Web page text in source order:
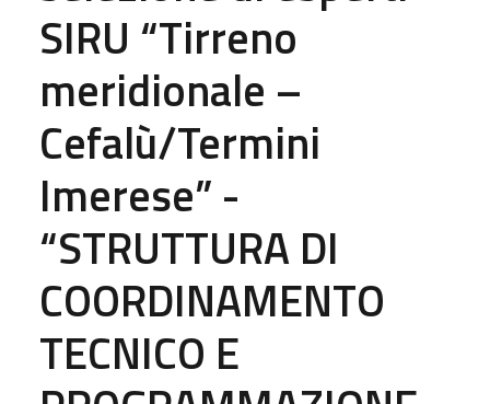
SIRU “Tirreno
meridionale –
Cefalù/Termini
Imerese” -
“STRUTTURA DI
COORDINAMENTO
TECNICO E